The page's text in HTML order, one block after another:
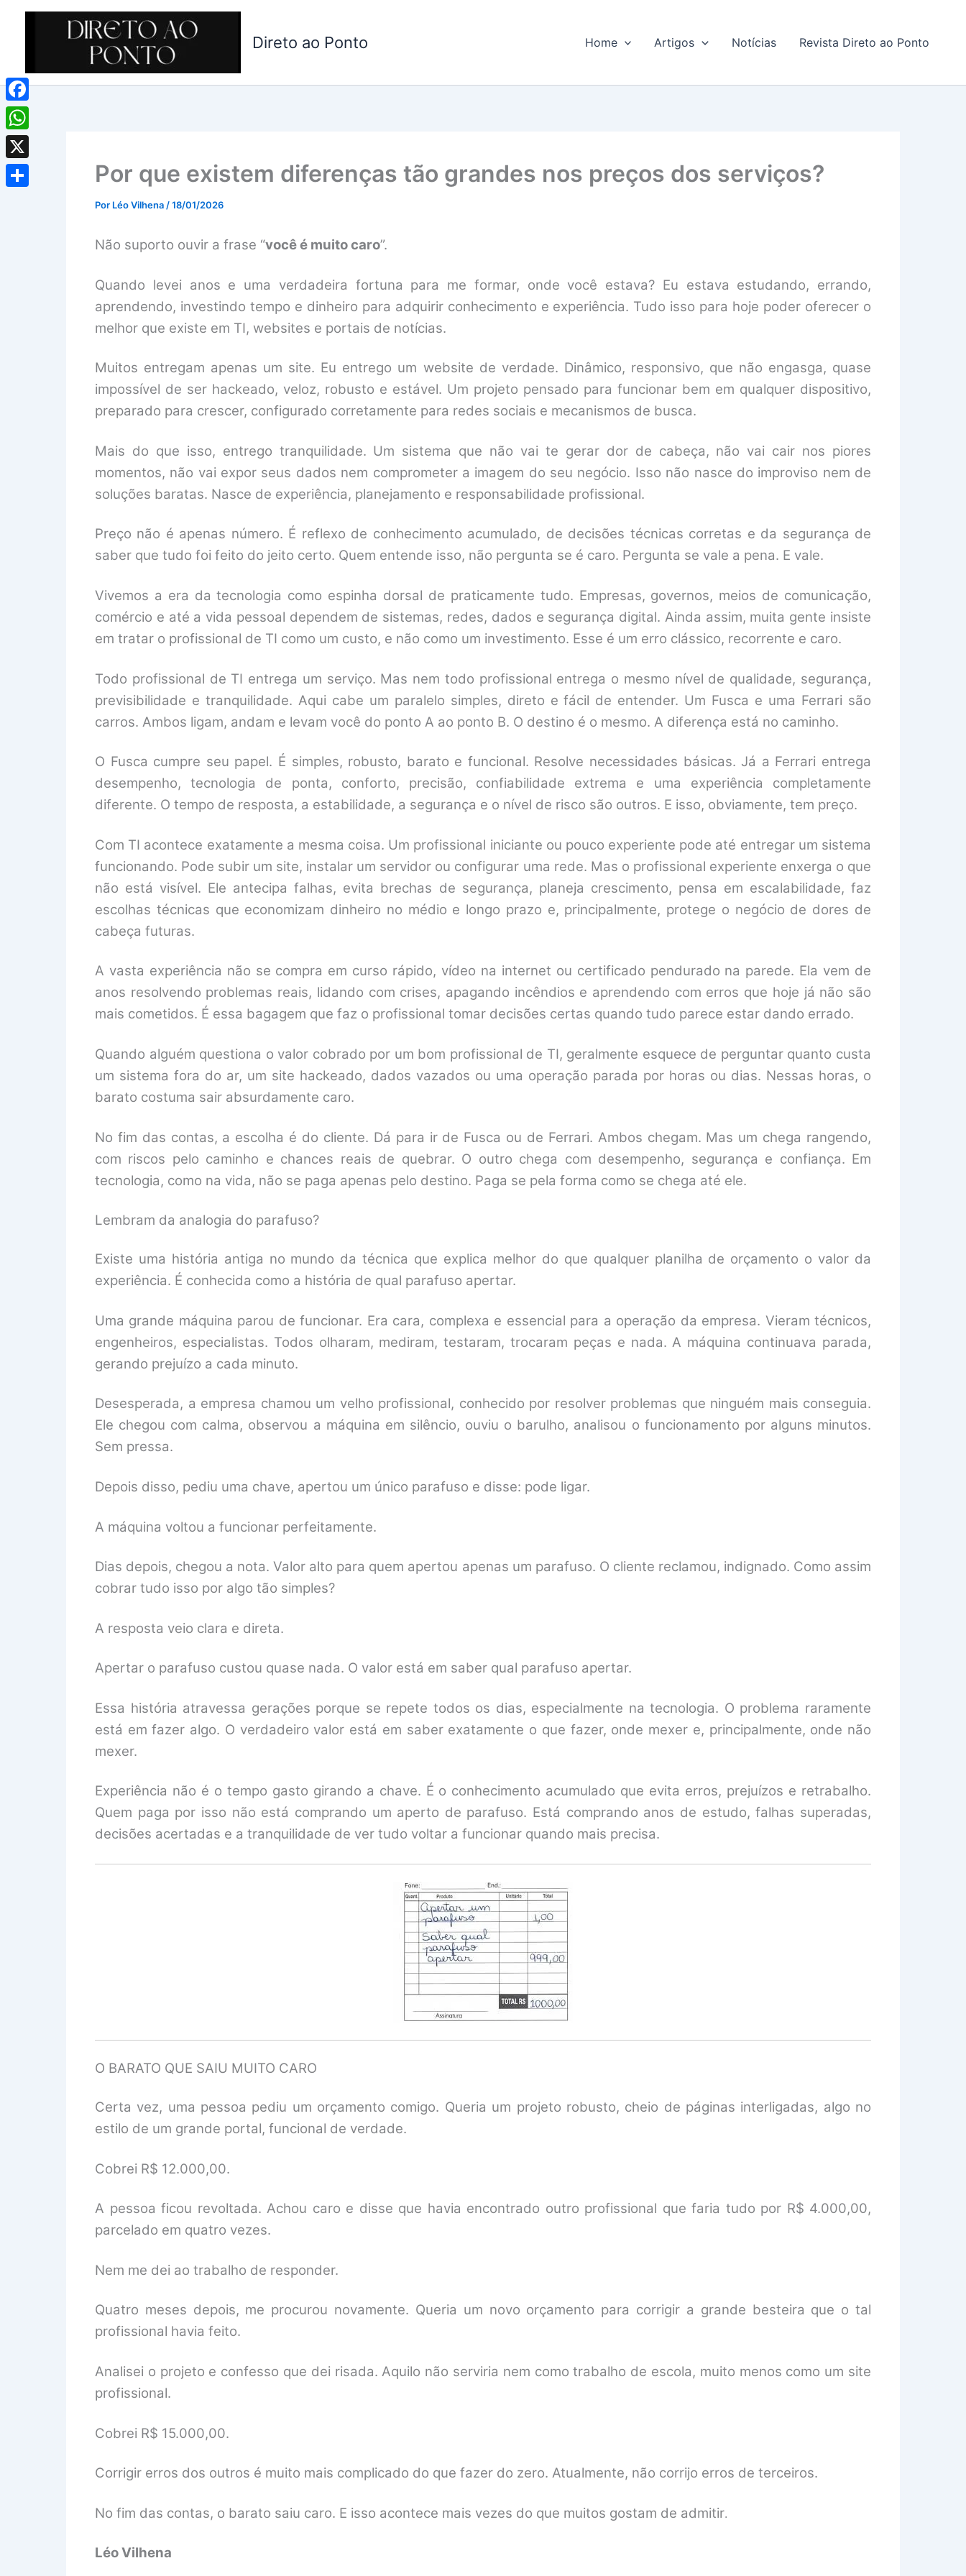
Direto ao Ponto Home Artigos Notícias Revista Direto ao Ponto
Por que existem diferenças tão grandes nos preços dos serviços?
Por Léo Vilhena /18/01/2026
Não suporto ouvir a frase “você é muito caro”.
Quando levei anos e uma verdadeira fortuna para me formar, onde você estava? Eu estava estudando, errando,
aprendendo, investindo tempo e dinheiro para adquirir conhecimento e experiência. Tudo isso para hoje poder oferecer o
melhor que existe em TI, websites e portais de notícias.
Muitos entregam apenas um site. Eu entrego um website de verdade. Dinâmico, responsivo, que não engasga, quase
impossível de ser hackeado, veloz, robusto e estável. Um projeto pensado para funcionar bem em qualquer dispositivo,
preparado para crescer, configurado corretamente para redes sociais e mecanismos de busca.
Mais do que isso, entrego tranquilidade. Um sistema que não vai te gerar dor de cabeça, não vai cair nos piores
momentos, não vai expor seus dados nem comprometer a imagem do seu negócio. Isso não nasce do improviso nem de
soluções baratas. Nasce de experiência, planejamento e responsabilidade profissional.
Preço não é apenas número. É reflexo de conhecimento acumulado, de decisões técnicas corretas e da segurança de
saber que tudo foi feito do jeito certo. Quem entende isso, não pergunta se é caro. Pergunta se vale a pena. E vale.
Vivemos a era da tecnologia como espinha dorsal de praticamente tudo. Empresas, governos, meios de comunicação,
comércio e até a vida pessoal dependem de sistemas, redes, dados e segurança digital. Ainda assim, muita gente insiste
em tratar o profissional de TI como um custo, e não como um investimento. Esse é um erro clássico, recorrente e caro.
Todo profissional de TI entrega um serviço. Mas nem todo profissional entrega o mesmo nível de qualidade, segurança,
previsibilidade e tranquilidade. Aqui cabe um paralelo simples, direto e fácil de entender. Um Fusca e uma Ferrari são
carros. Ambos ligam, andam e levam você do ponto A ao ponto B. O destino é o mesmo. A diferença está no caminho.
O Fusca cumpre seu papel. É simples, robusto, barato e funcional. Resolve necessidades básicas. Já a Ferrari entrega
desempenho, tecnologia de ponta, conforto, precisão, confiabilidade extrema e uma experiência completamente
diferente. O tempo de resposta, a estabilidade, a segurança e o nível de risco são outros. E isso, obviamente, tem preço.
Com TI acontece exatamente a mesma coisa. Um profissional iniciante ou pouco experiente pode até entregar um sistema
funcionando. Pode subir um site, instalar um servidor ou configurar uma rede. Mas o profissional experiente enxerga o que
não está visível. Ele antecipa falhas, evita brechas de segurança, planeja crescimento, pensa em escalabilidade, faz
escolhas técnicas que economizam dinheiro no médio e longo prazo e, principalmente, protege o negócio de dores de
cabeça futuras.
A vasta experiência não se compra em curso rápido, vídeo na internet ou certificado pendurado na parede. Ela vem de
anos resolvendo problemas reais, lidando com crises, apagando incêndios e aprendendo com erros que hoje já não são
mais cometidos. É essa bagagem que faz o profissional tomar decisões certas quando tudo parece estar dando errado.
Quando alguém questiona o valor cobrado por um bom profissional de TI, geralmente esquece de perguntar quanto custa
um sistema fora do ar, um site hackeado, dados vazados ou uma operação parada por horas ou dias. Nessas horas, o
barato costuma sair absurdamente caro.
No fim das contas, a escolha é do cliente. Dá para ir de Fusca ou de Ferrari. Ambos chegam. Mas um chega rangendo,
com riscos pelo caminho e chances reais de quebrar. O outro chega com desempenho, segurança e confiança. Em
tecnologia, como na vida, não se paga apenas pelo destino. Paga se pela forma como se chega até ele.
Lembram da analogia do parafuso?
Existe uma história antiga no mundo da técnica que explica melhor do que qualquer planilha de orçamento o valor da
experiência. É conhecida como a história de qual parafuso apertar.
Uma grande máquina parou de funcionar. Era cara, complexa e essencial para a operação da empresa. Vieram técnicos,
engenheiros, especialistas. Todos olharam, mediram, testaram, trocaram peças e nada. A máquina continuava parada,
gerando prejuízo a cada minuto.
Desesperada, a empresa chamou um velho profissional, conhecido por resolver problemas que ninguém mais conseguia.
Ele chegou com calma, observou a máquina em silêncio, ouviu o barulho, analisou o funcionamento por alguns minutos.
Sem pressa.
Depois disso, pediu uma chave, apertou um único parafuso e disse: pode ligar.
A máquina voltou a funcionar perfeitamente.
Dias depois, chegou a nota. Valor alto para quem apertou apenas um parafuso. O cliente reclamou, indignado. Como assim
cobrar tudo isso por algo tão simples?
A resposta veio clara e direta.
Apertar o parafuso custou quase nada. O valor está em saber qual parafuso apertar.
Essa história atravessa gerações porque se repete todos os dias, especialmente na tecnologia. O problema raramente
está em fazer algo. O verdadeiro valor está em saber exatamente o que fazer, onde mexer e, principalmente, onde não
mexer.
Experiência não é o tempo gasto girando a chave. É o conhecimento acumulado que evita erros, prejuízos e retrabalho.
Quem paga por isso não está comprando um aperto de parafuso. Está comprando anos de estudo, falhas superadas,
decisões acertadas e a tranquilidade de ver tudo voltar a funcionar quando mais precisa.
O BARATO QUE SAIU MUITO CARO
Certa vez, uma pessoa pediu um orçamento comigo. Queria um projeto robusto, cheio de páginas interligadas, algo no
estilo de um grande portal, funcional de verdade.
Cobrei R$ 12.000,00.
A pessoa ficou revoltada. Achou caro e disse que havia encontrado outro profissional que faria tudo por R$ 4.000,00,
parcelado em quatro vezes.
Nem me dei ao trabalho de responder.
Quatro meses depois, me procurou novamente. Queria um novo orçamento para corrigir a grande besteira que o tal
profissional havia feito.
Analisei o projeto e confesso que dei risada. Aquilo não serviria nem como trabalho de escola, muito menos como um site
profissional.
Cobrei R$ 15.000,00.
Corrigir erros dos outros é muito mais complicado do que fazer do zero. Atualmente, não corrijo erros de terceiros.
No fim das contas, o barato saiu caro. E isso acontece mais vezes do que muitos gostam de admitir.
Léo Vilhena
Facebook
WhatsApp
X